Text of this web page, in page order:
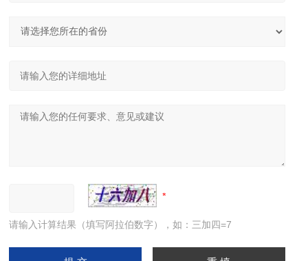
请输入计算结果（填写阿拉伯数字），如：三加四=7